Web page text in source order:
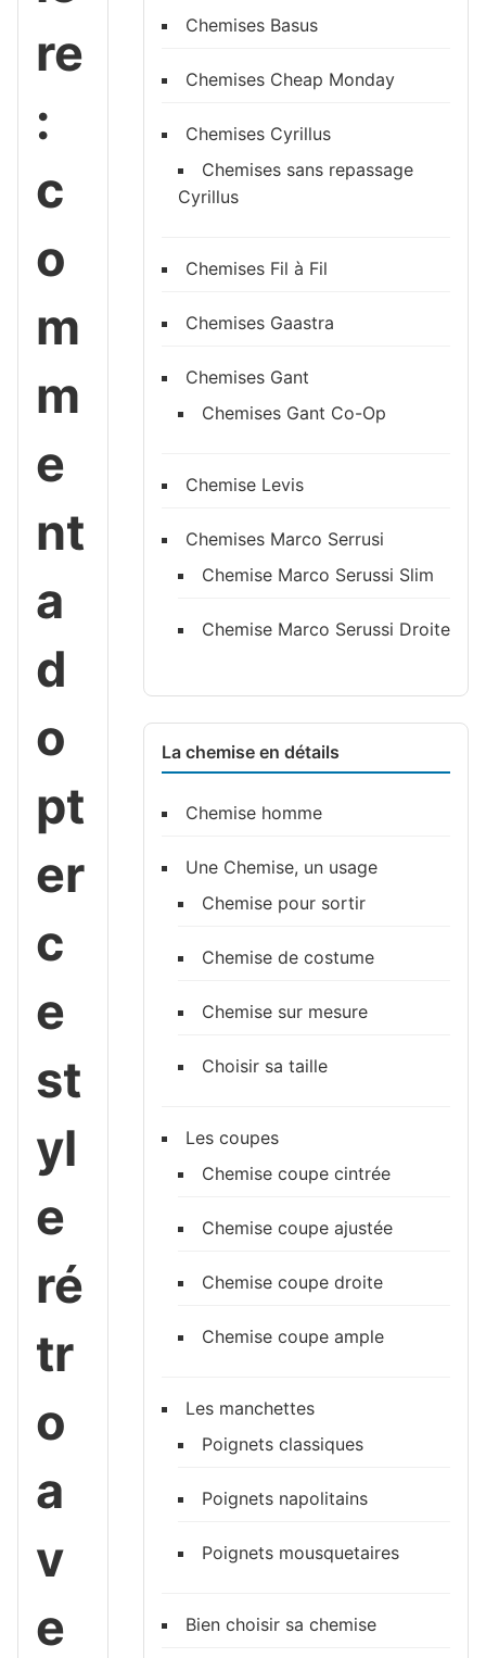
re
:
c
o
m
m
e
nt
a
d
o
pt
er
c
e
st
yl
e
ré
tr
o
a
v
e
Chemises Basus
Chemises Cheap Monday
Chemises Cyrillus
Chemises sans repassage
Cyrillus
Chemises Fil à Fil
Chemises Gaastra
Chemises Gant
Chemises Gant Co-Op
Chemise Levis
Chemises Marco Serrusi
Chemise Marco Serussi Slim
Chemise Marco Serussi Droite
La chemise en détails
Chemise homme
Une Chemise, un usage
Chemise pour sortir
Chemise de costume
Chemise sur mesure
Choisir sa taille
Les coupes
Chemise coupe cintrée
Chemise coupe ajustée
Chemise coupe droite
Chemise coupe ample
Les manchettes
Poignets classiques
Poignets napolitains
Poignets mousquetaires
Bien choisir sa chemise